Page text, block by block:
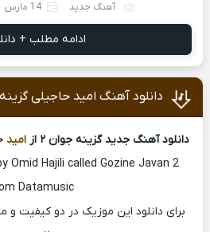
آهنگ جدید 14 مارس 2021
ادامه مطلب +
دانلود آهنگ امید حاجیلی گزینه
دانلود آهنگ جدید گزینه جوان ۲ از امید
Omid Hajili called Gozine Javan 2
Datamusic
برای دانلود این موزیک در دو کیفیت و